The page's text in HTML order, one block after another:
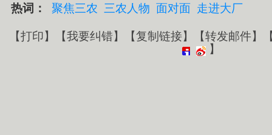
热词： 聚焦三农 三农人物 面对面 走进大厂
【打印】【我要纠错】【复制链接】【转发邮件】
】